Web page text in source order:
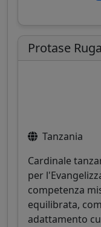
Protase
Tanzania
Cardinale
per
competenza
equilibrata,
adattamento